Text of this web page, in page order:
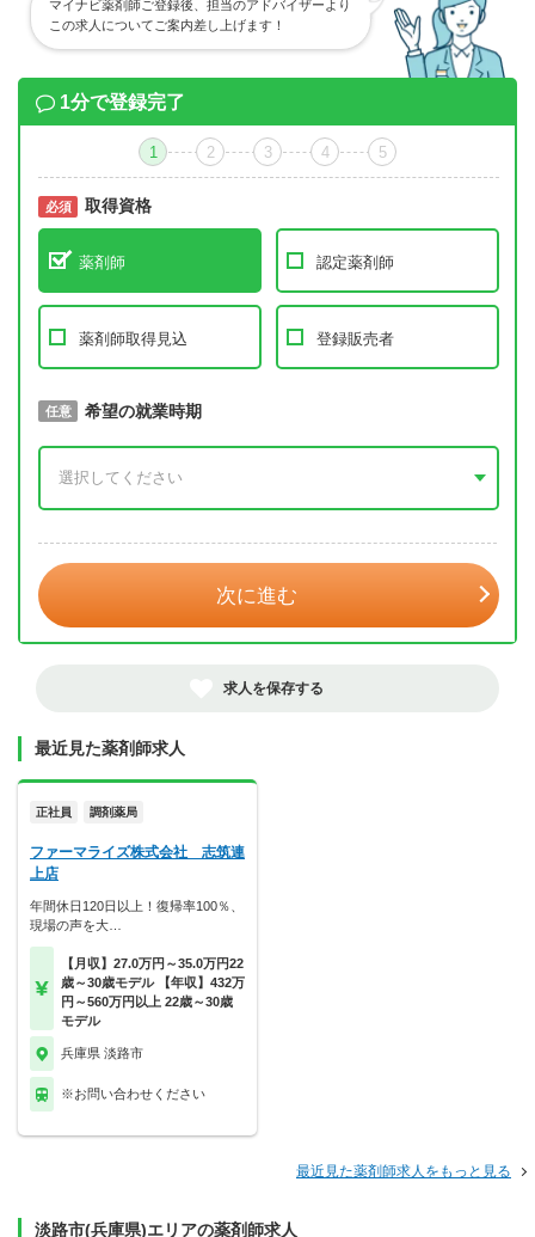
マイナビ薬剤師ご登録後、担当のアドバイザーより
この求人についてご案内差し上げます！
1分で登録完了
1 2 3 4 5
必須 取得資格
薬剤師 認定薬剤師
薬剤師取得見込 登録販売者
必須 取得予定年
任意 希望の就業時期
次に進む
求人を保存する
最近見た薬剤師求人
正社員 調剤薬局
ファーマライズ株式会社 志筑連
上店
年間休日120日以上！復帰率100％、
現場の声を大…
【月収】27.0万円～35.0万円22
歳～30歳モデル 【年収】432万
円～560万円以上 22歳～30歳
モデル
兵庫県 淡路市
※お問い合わせください
最近見た薬剤師求人をもっと見る
淡路市(兵庫県)エリアの薬剤師求人